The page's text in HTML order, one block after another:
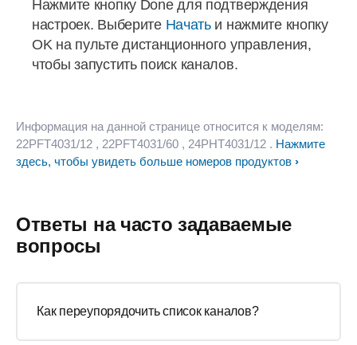
Нажмите кнопку Done для подтверждения
настроек. Выберите Начатьи нажмите кнопку
OK на пульте дистанционного управления,
чтобы запустить поиск каналов.
Информация на данной странице относится к моделям:
22PFT4031/12 , 22PFT4031/60 , 24PHT4031/12 . Нажмите
здесь, чтобы увидеть больше номеров продуктов
Ответы на часто задаваемые
вопросы
Как переупорядочить список каналов?